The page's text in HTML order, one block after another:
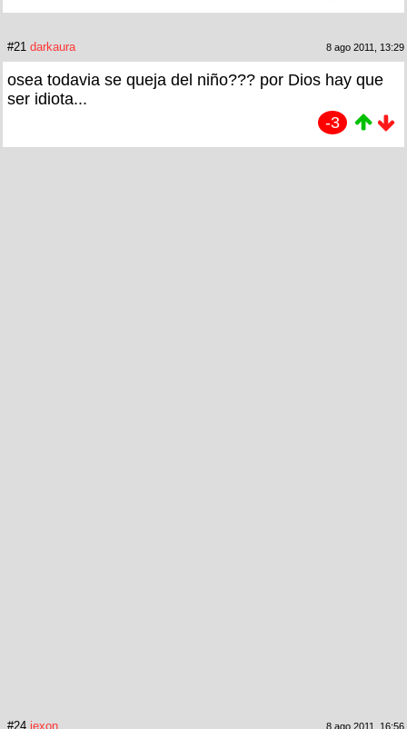
#21 darkaura 8 ago 2011, 13:29
osea todavia se queja del niño??? por Dios hay que
ser idiota...
-3
#24 jexon 8 ago 2011, 16:56